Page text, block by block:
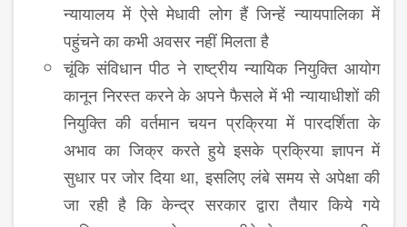
न्यायालय में ऐसे मेधावी लोग हैं जिन्हें न्यायपालिका में
पहुंचने का कभी अवसर नहीं मिलता है
चूंकि संविधान पीठ ने राष्ट्रीय न्यायिक नियुक्ति आयोग
कानून निरस्त करने के अपने फैसले में भी न्यायाधीशों की
नियुक्ति की वर्तमान चयन प्रक्रिया में पारदर्शिता के
अभाव का जिक्र करते हुये इसके प्रक्रिया ज्ञापन में
सुधार पर जोर दिया था, इसलिए लंबे समय से अपेक्षा की
जा रही है कि केन्द्र सरकार द्वारा तैयार किये गये